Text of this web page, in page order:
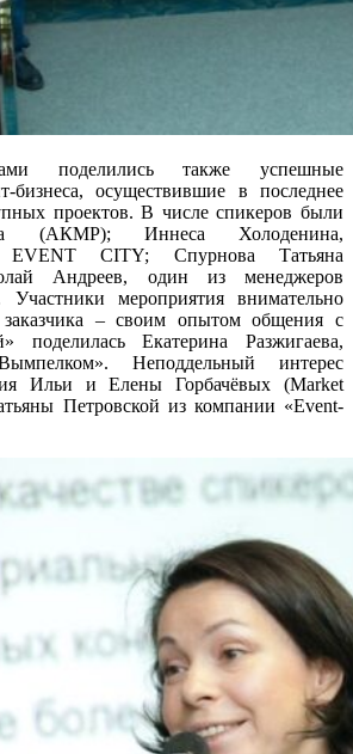
поделились также успешные
бизнеса, осуществившие в последнее
проектов. В числе спикеров были
(АКМР); Иннеса Холоденина,
EVENT CITY; Спурнова Татьяна
Андреев, один из менеджеров
мероприятия внимательно
– своим опытом общения с
поделилась Екатерина Разжигаева,
Неподдельный интерес
Ильи и Елены Горбачёвых (Market
Петровской из компании «Event-